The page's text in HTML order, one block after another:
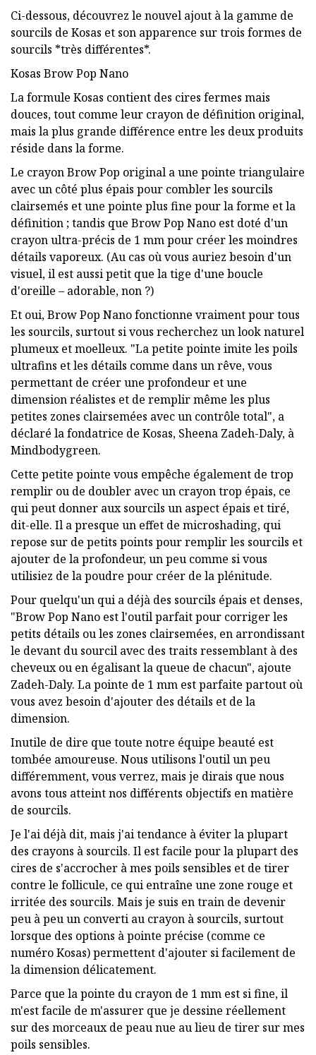
Ci-dessous, découvrez le nouvel ajout à la gamme de
sourcils de Kosas et son apparence sur trois formes de
sourcils *très différentes*.
Kosas Brow Pop Nano
La formule Kosas contient des cires fermes mais
douces, tout comme leur crayon de définition original,
mais la plus grande différence entre les deux produits
réside dans la forme.
Le crayon Brow Pop original a une pointe triangulaire
avec un côté plus épais pour combler les sourcils
clairsemés et une pointe plus fine pour la forme et la
définition ; tandis que Brow Pop Nano est doté d'un
crayon ultra-précis de 1 mm pour créer les moindres
détails vaporeux. (Au cas où vous auriez besoin d'un
visuel, il est aussi petit que la tige d'une boucle
d'oreille – adorable, non ?)
Et oui, Brow Pop Nano fonctionne vraiment pour tous
les sourcils, surtout si vous recherchez un look naturel
plumeux et moelleux. "La petite pointe imite les poils
ultrafins et les détails comme dans un rêve, vous
permettant de créer une profondeur et une
dimension réalistes et de remplir même les plus
petites zones clairsemées avec un contrôle total", a
déclaré la fondatrice de Kosas, Sheena Zadeh-Daly, à
Mindbodygreen.
Cette petite pointe vous empêche également de trop
remplir ou de doubler avec un crayon trop épais, ce
qui peut donner aux sourcils un aspect épais et tiré,
dit-elle. Il a presque un effet de microshading, qui
repose sur de petits points pour remplir les sourcils et
ajouter de la profondeur, un peu comme si vous
utilisiez de la poudre pour créer de la plénitude.
Pour quelqu'un qui a déjà des sourcils épais et denses,
"Brow Pop Nano est l'outil parfait pour corriger les
petits détails ou les zones clairsemées, en arrondissant
le devant du sourcil avec des traits ressemblant à des
cheveux ou en égalisant la queue de chacun", ajoute
Zadeh-Daly. La pointe de 1 mm est parfaite partout où
vous avez besoin d'ajouter des détails et de la
dimension.
Inutile de dire que toute notre équipe beauté est
tombée amoureuse. Nous utilisons l'outil un peu
différemment, vous verrez, mais je dirais que nous
avons tous atteint nos différents objectifs en matière
de sourcils.
Je l'ai déjà dit, mais j'ai tendance à éviter la plupart
des crayons à sourcils. Il est facile pour la plupart des
cires de s'accrocher à mes poils sensibles et de tirer
contre le follicule, ce qui entraîne une zone rouge et
irritée des sourcils. Mais je suis en train de devenir
peu à peu un converti au crayon à sourcils, surtout
lorsque des options à pointe précise (comme ce
numéro Kosas) permettent d'ajouter si facilement de
la dimension délicatement.
Parce que la pointe du crayon de 1 mm est si fine, il
m'est facile de m'assurer que je dessine réellement
sur des morceaux de peau nue au lieu de tirer sur mes
poils sensibles.